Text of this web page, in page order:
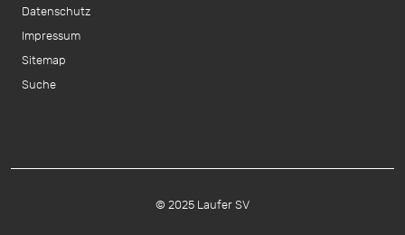
Datenschutz
Impressum
Sitemap
Suche
© 2025 Laufer SV